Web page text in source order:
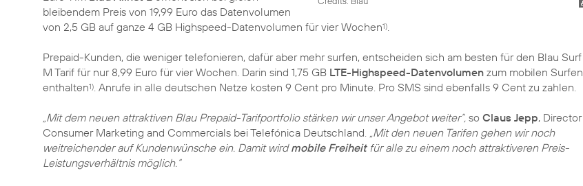
bleibendem Preis von 19,99 Euro das Datenvolumen
von 2,5 GB auf ganze 4 GB Highspeed-Datenvolumen für vier Wochen1).
Prepaid-Kunden, die weniger telefonieren, dafür aber mehr surfen, entscheiden sich am besten für den Blau Surf
M Tarif für nur 8,99 Euro für vier Wochen. Darin sind 1,75 GB LTE-Highspeed-Datenvolumen zum mobilen Surfen
enthalten1). Anrufe in alle deutschen Netze kosten 9 Cent pro Minute. Pro SMS sind ebenfalls 9 Cent zu zahlen.
„Mit dem neuen attraktiven Blau Prepaid-Tarifportfolio stärken wir unser Angebot weiter“, so Claus Jepp, Director
Consumer Marketing and Commercials bei Telefónica Deutschland. „Mit den neuen Tarifen gehen wir noch
weitreichender auf Kundenwünsche ein. Damit wirdmobile Freiheitfür alle zu einem noch attraktiveren Preis-
Leistungsverhältnis möglich.“